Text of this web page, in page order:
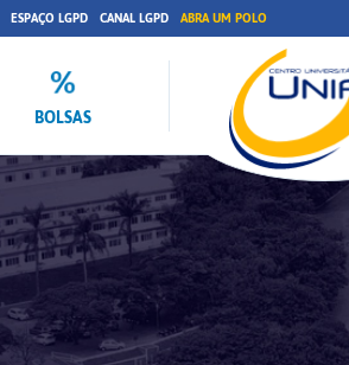
ESPAÇO LGPD CANAL LGPD ABRA UM POLO
BOLSAS